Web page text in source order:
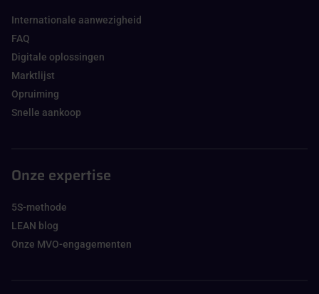
Internationale aanwezigheid
FAQ
Digitale oplossingen
Marktlijst
Opruiming
Snelle aankoop
Onze expertise
5S-methode
LEAN blog
Onze MVO-engagementen